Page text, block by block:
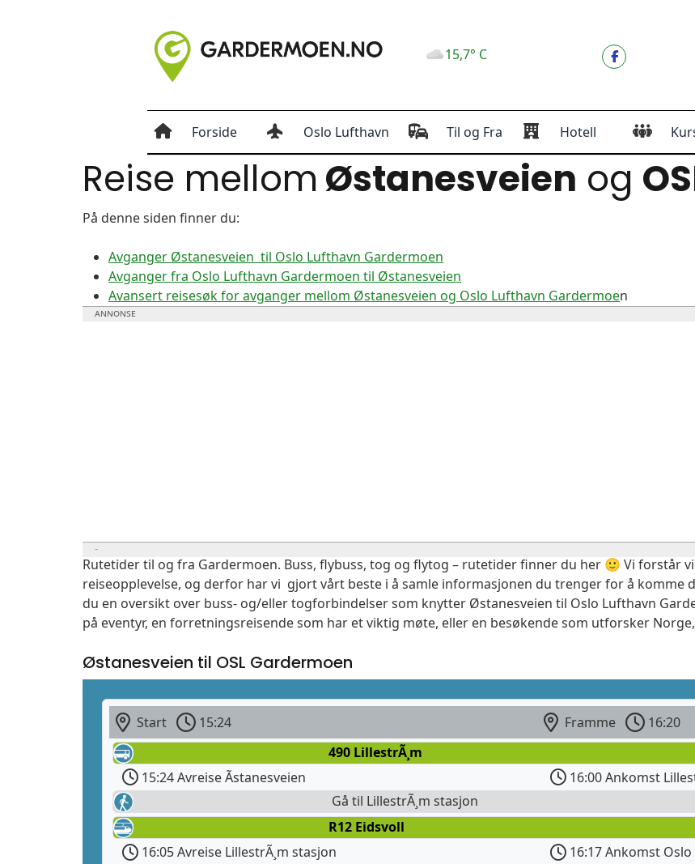
15,7° C
Forside Oslo Lufthavn Til og Fra Hotell
Reise mellomØstanesveien og
På denne siden finner du:
Avganger Østanesveien til Oslo Lufthavn Gardermoen
Avganger fra Oslo Lufthavn Gardermoen til Østanesveien
Avansert reisesøk for avganger mellom Østanesveien og Oslo Lufthavn Gardermoen
Rutetider til og fra Gardermoen. Buss, flybuss, tog og flytog – rutetider finner du her 🙂 Vi forstår
reiseopplevelse, og derfor har vi gjort vårt beste i å samle informasjonen du trenger for å komme
du en oversikt over buss- og/eller togforbindelser som knytter Østanesveien til Oslo Lufthavn
på eventyr, en forretningsreisende som har et viktig møte, eller en besøkende som utforsker
Østanesveien til OSL Gardermoen
Start 15:24 Framme
16:20
490 LillestrÃ¸m
15:24 Avreise Ãstanesveien
16:00 Ankomst
Gå til LillestrÃ¸m stasjon
R12 Eidsvoll
16:05 Avreise LillestrÃ¸m stasjon
16:17 Ankomst